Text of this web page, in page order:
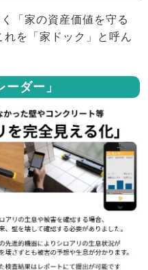
「家の資産価値を守る
を「家ドック」と呼ん
ダー」